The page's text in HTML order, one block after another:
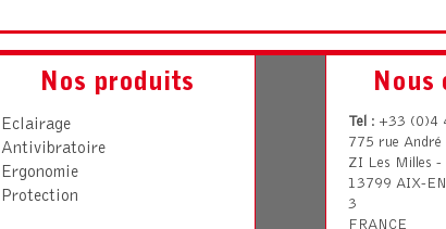
Nos produits
Eclairage
Antivibratoire
Ergonomie
Protection
Nous
Tel : +33 (0)4
775 rue André
ZI Les Milles -
13799 AIX-
3
FRANCE